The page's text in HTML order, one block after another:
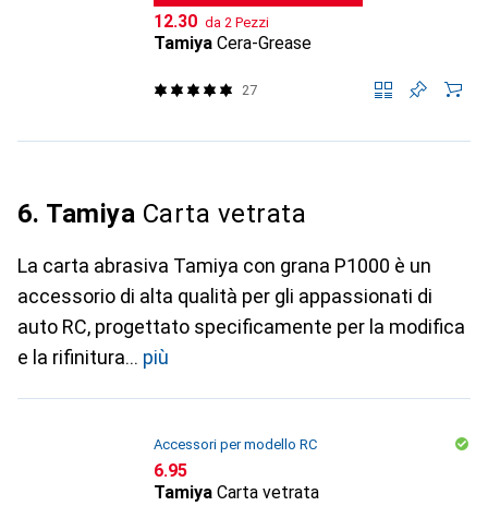
CHF
12.30 da 2 Pezzi
Tamiya Cera-Grease
27
6. Tamiya Carta vetrata
La carta abrasiva Tamiya con grana P1000 è un
accessorio di alta qualità per gli appassionati di
auto RC, progettato specificamente per la modifica
e la rifinitura
più
Accessori per modello RC
CHF
6.95
Tamiya Carta vetrata